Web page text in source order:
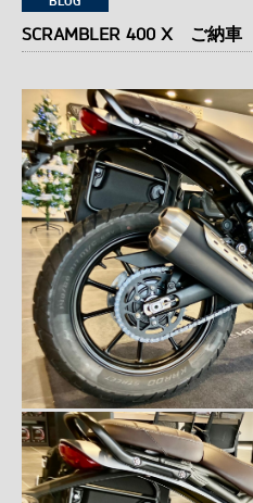
SCRAMBLER 400 X ご納車